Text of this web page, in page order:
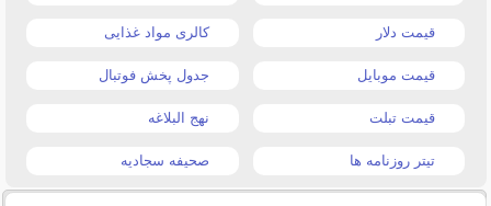
قیمت دلار کالری مواد غذایی
قیمت موبایل جدول پخش فوتبال
قیمت تبلت نهج البلاغه
تیتر روزنامه ها صحیفه سجادیه